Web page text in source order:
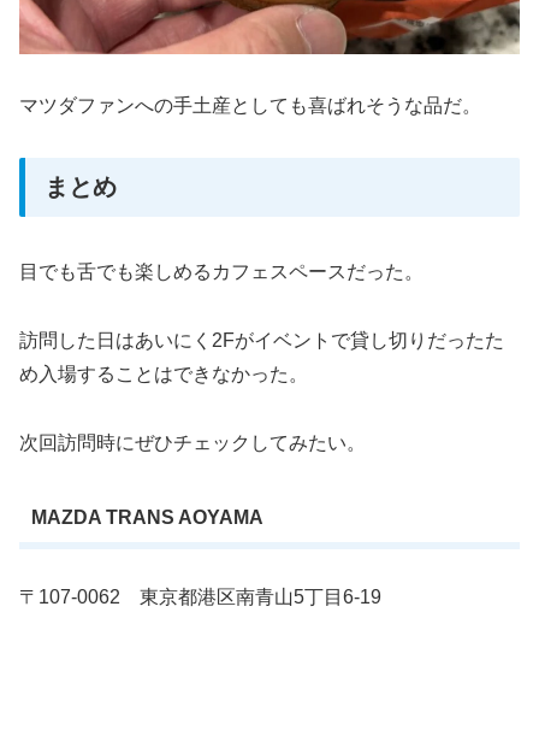
マツダファンへの手土産としても喜ばれそうな品だ。
まとめ
目でも舌でも楽しめるカフェスペースだった。
訪問した日はあいにく2Fがイベントで貸し切りだったた
め入場することはできなかった。
次回訪問時にぜひチェックしてみたい。
MAZDA TRANS AOYAMA
〒107-0062 東京都港区南青山5丁目6-19